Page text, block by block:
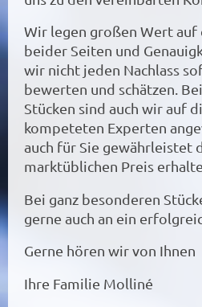
Wir legen großen Wert
beider Seiten und
wir nicht jeden Nachlass
bewerten und schätzen.
Stücken sind auch wir auf
kompeteten Experten
auch für Sie gewährleistet
marktüblichen Preis
Bei ganz besonderen
gerne auch an ein
Gerne hören wir von Ihnen
Ihre Familie Molliné